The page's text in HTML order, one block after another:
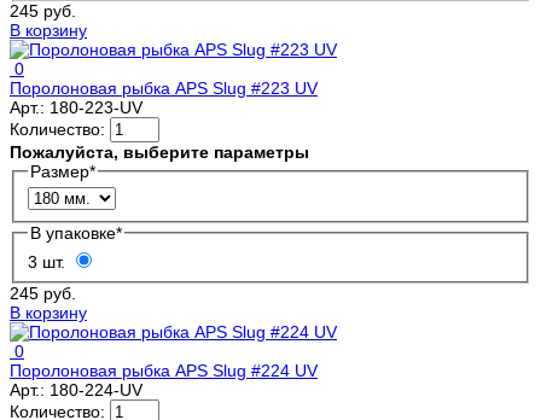
245 руб.
В корзину
0
Поролоновая рыбка APS Slug #223 UV
Арт.: 180-223-UV
Количество:
Пожалуйста, выберите параметры
Размер*
В упаковке*
3 шт.
245 руб.
В корзину
0
Поролоновая рыбка APS Slug #224 UV
Арт.: 180-224-UV
Количество: